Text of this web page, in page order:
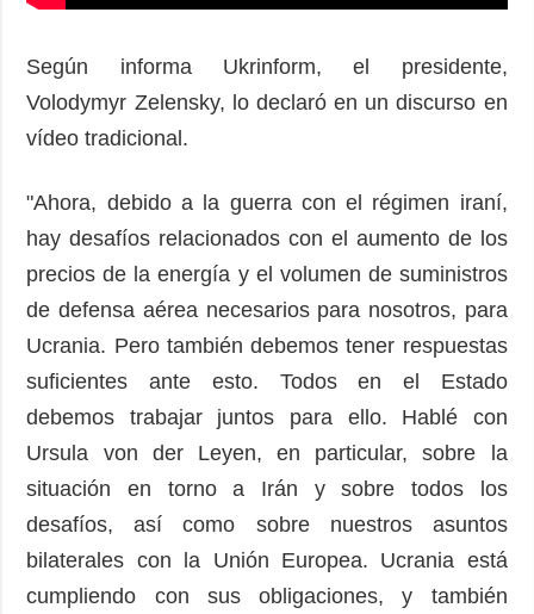
Según informa Ukrinform, el presidente,
Volodymyr Zelensky, lo declaró en un discurso en
vídeo tradicional.
"Ahora, debido a la guerra con el régimen iraní,
hay desafíos relacionados con el aumento de los
precios de la energía y el volumen de suministros
de defensa aérea necesarios para nosotros, para
Ucrania. Pero también debemos tener respuestas
suficientes ante esto. Todos en el Estado
debemos trabajar juntos para ello. Hablé con
Ursula von der Leyen, en particular, sobre la
situación en torno a Irán y sobre todos los
desafíos, así como sobre nuestros asuntos
bilaterales con la Unión Europea. Ucrania está
cumpliendo con sus obligaciones, y también